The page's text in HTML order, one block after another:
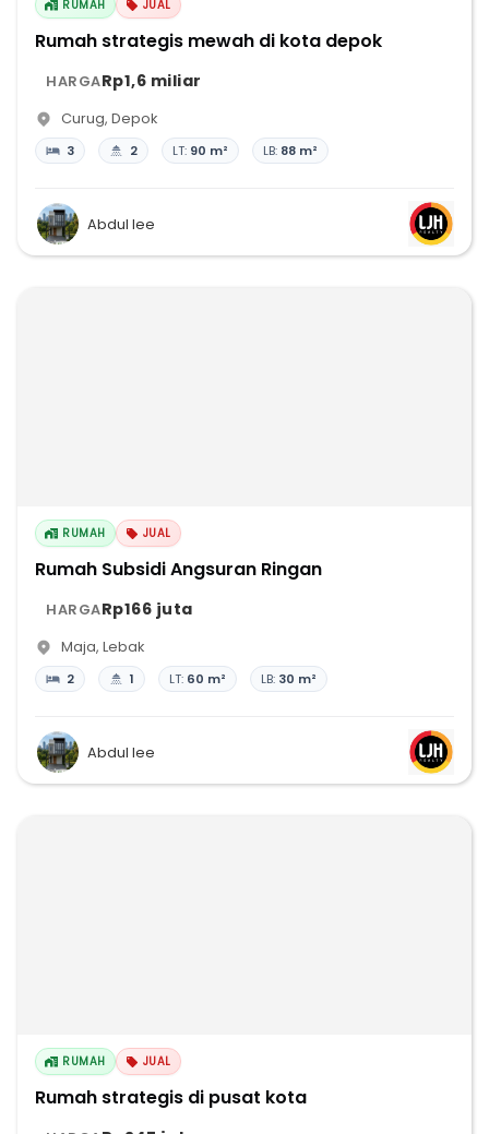
RUMAH JUAL
Rumah strategis mewah di kota depok
HARGARp1,6 miliar
Curug, Depok
3 2 LT: 90 m² LB: 88 m²
Abdul lee
RUMAH JUAL
Rumah Subsidi Angsuran Ringan
HARGARp166 juta
Maja, Lebak
2 1 LT: 60 m² LB: 30 m²
Abdul lee
RUMAH JUAL
Rumah strategis di pusat kota